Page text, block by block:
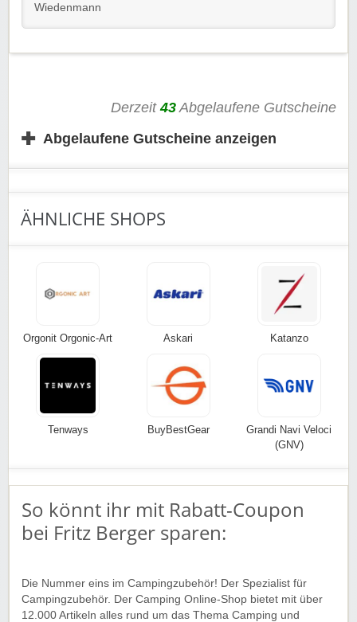
Viel Spaß beim Stöbern und Shoppen!
Wiedenmann
Derzeit43 Abgelaufene Gutscheine
✚ Abgelaufene Gutscheine anzeigen
ÄHNLICHE SHOPS
Orgonit Orgonic-Art Askari Katanzo
Tenways BuyBestGear
Grandi Navi Veloci
(GNV)
So könnt ihr mit Rabatt-Coupon
bei Fritz Berger sparen:
Die Nummer eins im Campingzubehör! Der Spezialist für
Campingzubehör. Der Camping Online-Shop bietet mit über
12.000 Artikeln alles rund um das Thema Camping und